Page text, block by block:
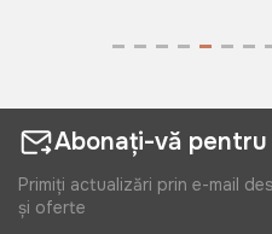
Abonați-vă
Primiți actualizări prin e-mail
și oferte